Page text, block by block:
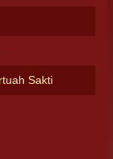
Sakti